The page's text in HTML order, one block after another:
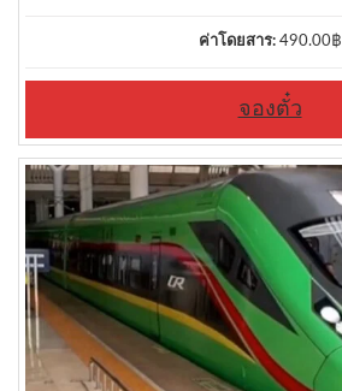
ค่าโดยสาร: 490.00฿
จองตั๋ว